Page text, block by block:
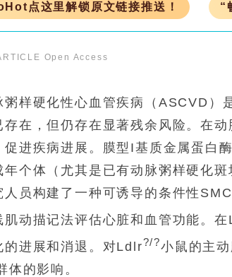
点这里解锁原文链接推送！ “
Open Access
粥样硬化性心血管疾病（ASCVD）
存在，但仍存在显著残余风险。在
促进疾病进展。膜型I基质金属蛋白
年个体（尤其是已有动脉粥样硬化
人员构建了一种可诱导的条件性
肌动描记法评估心脏和血管功能。
的进展和消退。对Ldlr?/?小鼠的主
体的影响。